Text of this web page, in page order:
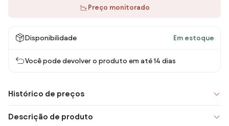
Preço monitorado
Disponibilidade Em estoque
Você pode devolver o produto em até 14 dias
Histórico de preços
Descrição de produto